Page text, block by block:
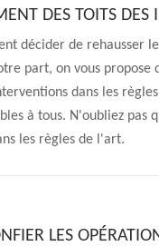
DES TOITS DES
décider de rehausser
part, on vous propose
dans les
à tous. N'oubliez pas
les règles de l'art.
LES